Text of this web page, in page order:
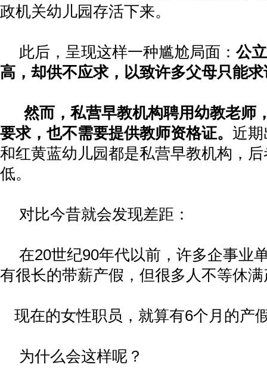
政机关幼儿园存活下来。
此后，呈现这样一种尴尬局面： 公
高，却供不应求，以致许多父母只能
然而，私营早教机构聘用幼教老师
要求，也不需要提供教师资格证。 近
和红黄蓝幼儿园都是私营早教机构，
低。
对比今昔就会发现差距：
在20世纪90年代以前，许多企事业
有很长的带薪产假，但很多人不等休
现在的女性职员，就算有6个月的产
为什么会这样呢？